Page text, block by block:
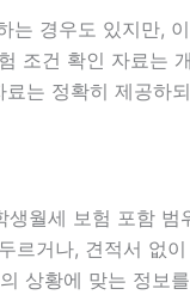
경우도 있지만,
조건 확인 자료는
는 정확히 제공하
월세 보험 포함
거나, 견적서 없
상황에 맞는 정보